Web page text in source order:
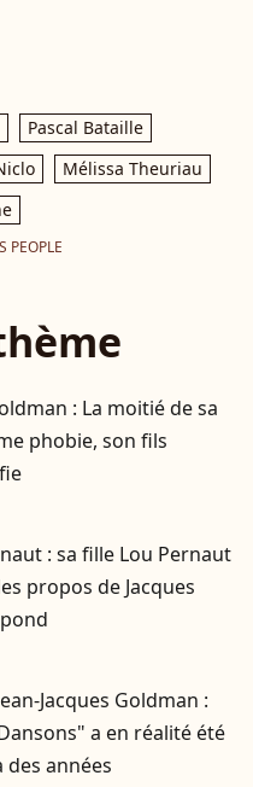
Pascal Bataille
Mélissa Theuriau
PEOPLE
: La moitié de sa
phobie, son fils
: sa fille Lou Pernaut
propos de Jacques
Jacques Goldman :
a en réalité été
des années